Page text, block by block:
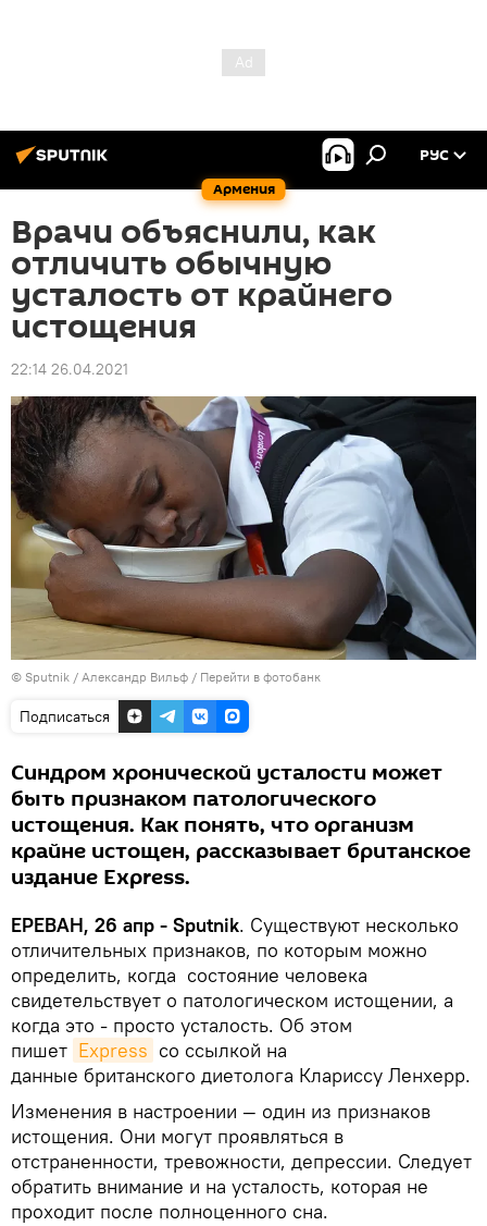
Армения
РУС
Врачи объяснили, как
отличить обычную
усталость от крайнего
истощения
22:14 26.04.2021
© Sputnik / Александр Вильф / Перейти в фотобанк
Подписаться
Синдром хронической усталости может
быть признаком патологического
истощения. Как понять, что организм
крайне истощен, рассказывает британское
издание Express.
ЕРЕВАН, 26 апр - Sputnik. Существуют несколько
отличительных признаков, по которым можно
определить, когда состояние человека
свидетельствует о патологическом истощении, а
когда это - просто усталость. Об этом
пишет Express со ссылкой на
данные британского диетолога Клариссу Ленхерр.
Изменения в настроении — один из признаков
истощения. Они могут проявляться в
отстраненности, тревожности, депрессии. Следует
обратить внимание и на усталость, которая не
проходит после полноценного сна.